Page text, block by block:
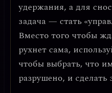
удержания, а для
задача — стать
Вместо того чтобы
рухнет сама,
чтобы выбрать, что
разрушено, и сделать